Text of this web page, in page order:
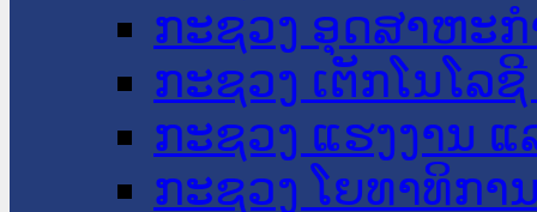
ກະຊວງ ອຸດສາຫະ
ກະຊວງ ເຕັກໂນໂລ
ກະຊວງ ແຮງງານ
ກະຊວງ ໂຍທາທິກາ